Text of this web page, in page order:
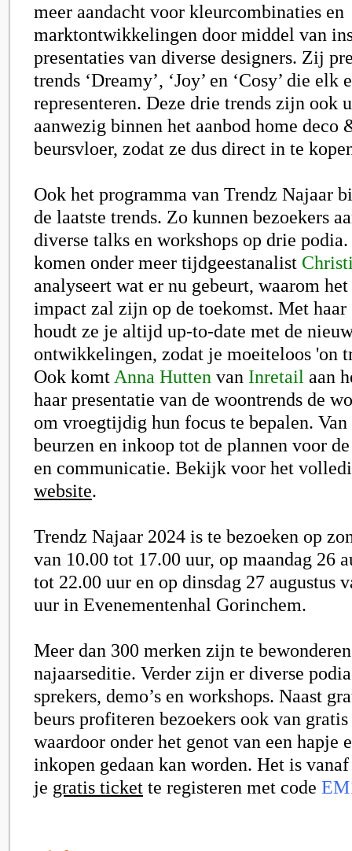
meer aandacht voor kleurcombinaties en
marktontwikkelingen door middel van
presentaties van diverse designers. Zij
trends ‘Dreamy’, ‘Joy’ en ‘Cosy’ die elk
representeren. Deze drie trends zijn ook
aanwezig binnen het aanbod home deco
beursvloer, zodat ze dus direct in te
Ook het programma van Trendz Najaar
de laatste trends. Zo kunnen bezoekers
diverse talks en workshops op drie
komen onder meer tijdgeestanalist
analyseert wat er nu gebeurt, waarom
impact zal zijn op de toekomst. Met haar
houdt ze je altijd up-to-date met de
ontwikkelingen, zodat je moeiteloos 'on
Ook komt Anna Hutten van Inretail aan
haar presentatie van de woontrends de
om vroegtijdig hun focus te bepalen.
beurzen en inkoop tot de plannen voor
en communicatie. Bekijk voor het
website.
Trendz Najaar 2024 is te bezoeken op
van 10.00 tot 17.00 uur, op maandag 26
tot 22.00 uur en op dinsdag 27 augustus
uur in Evenementenhal Gorinchem.
Meer dan 300 merken zijn te
najaarseditie. Verder zijn er diverse
sprekers, demo’s en workshops. Naast
beurs profiteren bezoekers ook van
waardoor onder het genot van een hapje
inkopen gedaan kan worden. Het is
je gratis ticket te registeren met code